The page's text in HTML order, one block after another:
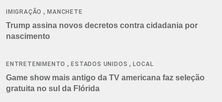
IMIGRAÇÃO ,MANCHETE
Trump assina novos decretos contra cidadania por
nascimento
ENTRETENIMENTO ,ESTADOS UNIDOS ,LOCAL
Game show mais antigo da TV americana faz seleção
gratuita no sul da Flórida